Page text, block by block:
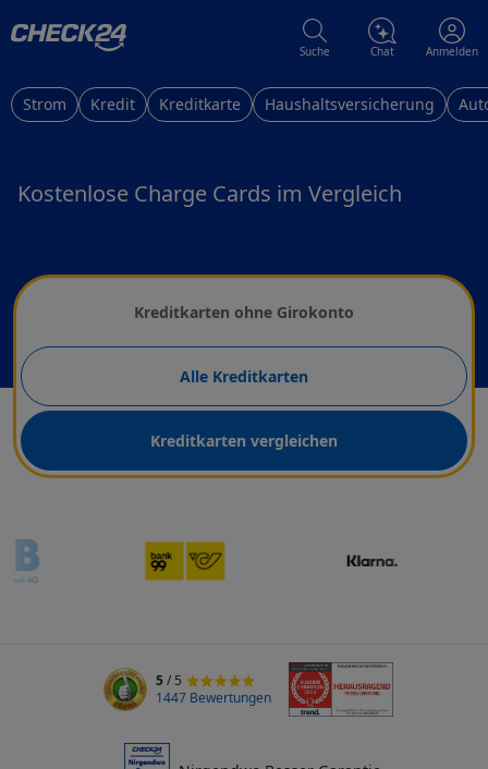
Suche Chat Anmelden
Strom Kredit Kreditkarte Haushaltsversicherung
Kostenlose Charge Cards im Vergleich
Wählen Sie eine Kreditkarte
Kreditkarten ohne Girokonto
Alle Kreditkarten
Kreditkarten vergleichen
5/ 5
1447 Bewertungen